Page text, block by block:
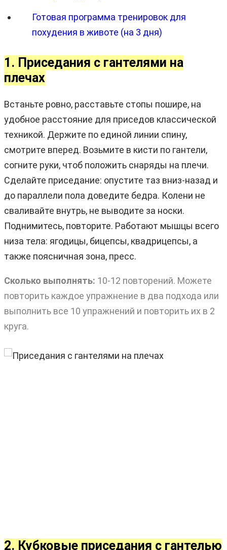
Готовая программа тренировок для
похудения в животе (на 3 дня)
1. Приседания с гантелями на
плечах
Встаньте ровно, расставьте стопы пошире, на
удобное расстояние для приседов классической
техникой. Держите по единой линии спину,
смотрите вперед. Возьмите в кисти по гантели,
согните руки, чтоб положить снаряды на плечи.
Сделайте приседание: опустите таз вниз-назад и
до параллели пола доведите бедра. Колени не
сваливайте внутрь, не выводите за носки.
Поднимитесь, повторите. Работают мышцы всего
низа тела: ягодицы, бицепсы, квадрицепсы, а
также поясничная зона, пресс.
Сколько выполнять: 10-12 повторений. Можете
повторить каждое упражнение в два подхода или
выполнить все 10 упражнений и повторить их в 2
круга.
2. Кубковые приседания с гантелью